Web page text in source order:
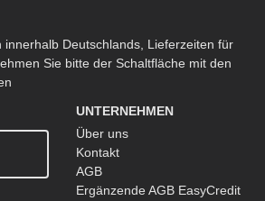
innerhalb Deutschlands, Lieferzeiten für
Sie bitte der Schaltfläche mit den
UNTERNEHMEN
Über uns
Kontakt
AGB
Ergänzende AGB EasyCredit